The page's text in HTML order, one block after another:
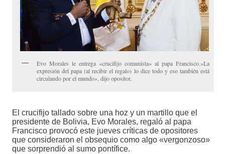
Evo Morales le entrega «crucifijo comunista» al papa Francisco.»La
expresión del papa (al recibir el regalo) lo dice todo y eso también está
circulando por el mundo», dijo opositor.
El crucifijo tallado sobre una hoz y un martillo que el
presidente de Bolivia, Evo Morales, regaló al papa
Francisco provocó este jueves críticas de opositores
que consideraron el obsequio como algo «vergonzoso»
que sorprendió al sumo pontífice.